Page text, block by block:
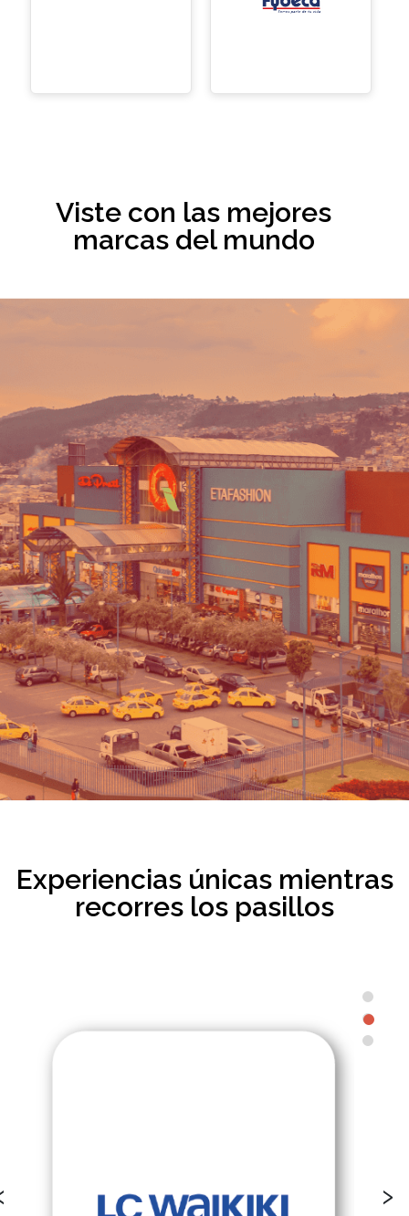
Viste con las mejores
marcas del mundo
Experiencias únicas mientras
recorres los pasillos
›